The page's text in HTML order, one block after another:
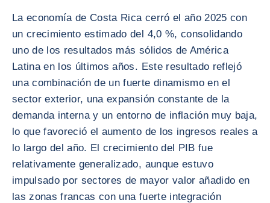
La economía de Costa Rica cerró el año 2025 con
un crecimiento estimado del 4,0 %, consolidando
uno de los resultados más sólidos de América
Latina en los últimos años. Este resultado reflejó
una combinación de un fuerte dinamismo en el
sector exterior, una expansión constante de la
demanda interna y un entorno de inflación muy baja,
lo que favoreció el aumento de los ingresos reales a
lo largo del año. El crecimiento del PIB fue
relativamente generalizado, aunque estuvo
impulsado por sectores de mayor valor añadido en
las zonas francas con una fuerte integración